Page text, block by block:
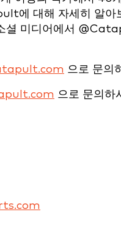
에 대해 자세히 알아
미디어에서
으로 문의
으로 문의하